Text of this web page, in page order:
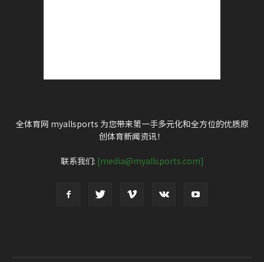
全体育网 myallsports 为您带来第一手多元化和全方位的优质原
创体育新闻资讯！
联系我们: [media@myallsports.com]